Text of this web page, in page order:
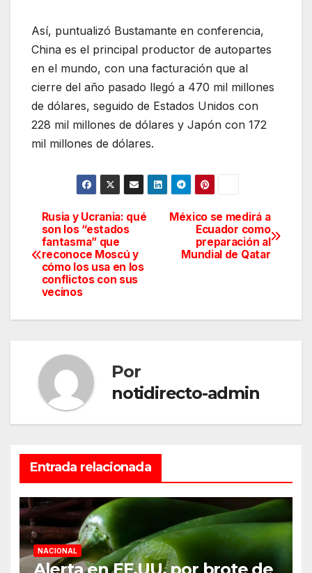
Así, puntualizó Bustamante en conferencia,
China es el principal productor de autopartes
en el mundo, con una facturación que al
cierre del año pasado llegó a 470 mil millones
de dólares, seguido de Estados Unidos con
228 mil millones de dólares y Japón con 172
mil millones de dólares.
Navegación
de
entradas
México se medirá a
Ecuador como
preparación al
Mundial de Qatar
Rusia y Ucrania: qué
son los “estados
fantasma” que
reconoce Moscú y
cómo los usa en los
conflictos con sus
vecinos
Por
notidirecto-admin
Entrada relacionada
NACIONAL
Alerta en EE.UU. por brote de